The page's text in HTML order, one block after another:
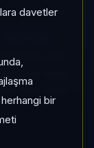
davetler
bir
son 1
sırası